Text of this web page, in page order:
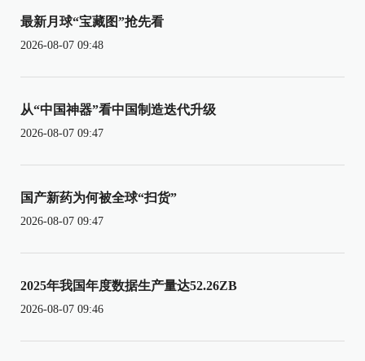
最新月球“宝藏图”抢先看
2026-08-07 09:48
从“中国神器”看中国制造迭代升级
2026-08-07 09:47
国产新药为何被全球“扫货”
2026-08-07 09:47
2025年我国年度数据生产量达52.26ZB
2026-08-07 09:46